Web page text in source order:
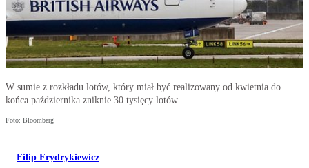
W sumie z rozkładu lotów, który miał być realizowany od kwietnia do
końca października zniknie 30 tysięcy lotów
Foto: Bloomberg
Filip Frydrykiewicz